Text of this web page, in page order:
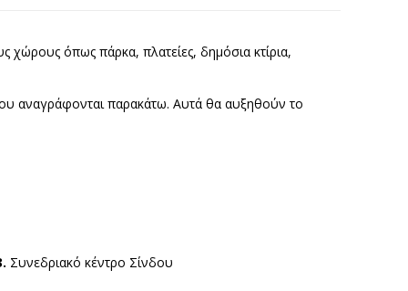
όπως πάρκα, πλατείες, δημόσια κτίρια,
αναγράφονται παρακάτω. Αυτά θα αυξηθούν το
Συνεδριακό κέντρο Σίνδου